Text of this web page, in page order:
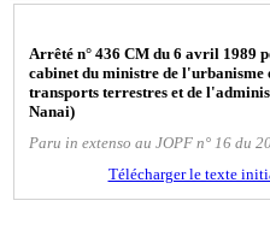
Arrêté n° 436 CM du 6 avril 1989
cabinet du ministre de l'urbanisme
transports terrestres et de
Nanai)
Paru in extenso au JOPF n° 16 du
Télécharger le texte